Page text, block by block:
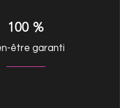
100 %
être garanti